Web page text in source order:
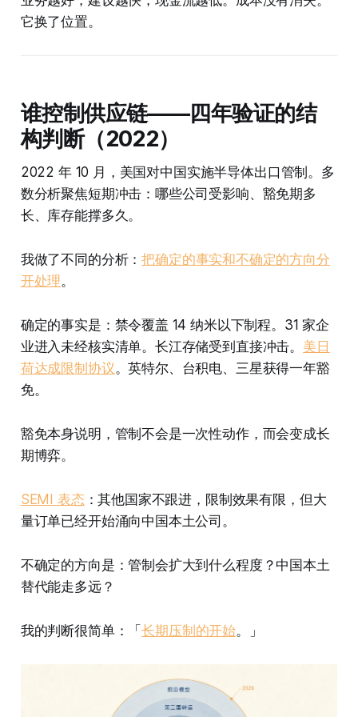
它换了位置。
谁控制供应链——四年验证的结
构判断（2022）
2022 年 10 月，美国对中国实施半导体出口管制。多
数分析聚焦短期冲击：哪些公司受影响、豁免期多
长、库存能撑多久。
我做了不同的分析：把确定的事实和不确定的方向分
开处理。
确定的事实是：禁令覆盖 14 纳米以下制程。31 家企
业进入未经核实清单。长江存储受到直接冲击。 美日
荷达成限制协议 。英特尔、台积电、三星获得一年豁
免。
豁免本身说明，管制不会是一次性动作，而会变成长
期博弈。
SEMI 表态：其他国家不跟进，限制效果有限，但大
量订单已经开始涌向中国本土公司。
不确定的方向是：管制会扩大到什么程度？中国本土
替代能走多远？
我的判断很简单：「长期压制的开始。」